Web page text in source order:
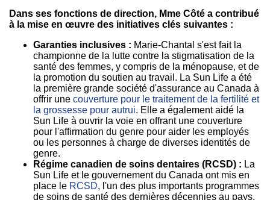
Dans ses fonctions de direction, Mme Côté a contribué
à la mise en œuvre des initiatives clés suivantes :
Garanties inclusives : Marie-Chantal s'est fait la
championne de la lutte contre la stigmatisation de la
santé des femmes, y compris de la ménopause, et de
la promotion du soutien au travail. La Sun Life a été
la première grande société d'assurance au Canada à
offrir une couverture pour le traitement de la fertilité et
la grossesse pour autrui. Elle a également aidé la
Sun Life à ouvrir la voie en offrant une couverture
pour l'affirmation du genre pour aider les employés
ou les personnes à charge de diverses identités de
genre.
Régime canadien de soins dentaires (RCSD) : La
Sun Life et le gouvernement du Canada ont mis en
place le RCSD, l'un des plus importants programmes
de soins de santé des dernières décennies au pays.